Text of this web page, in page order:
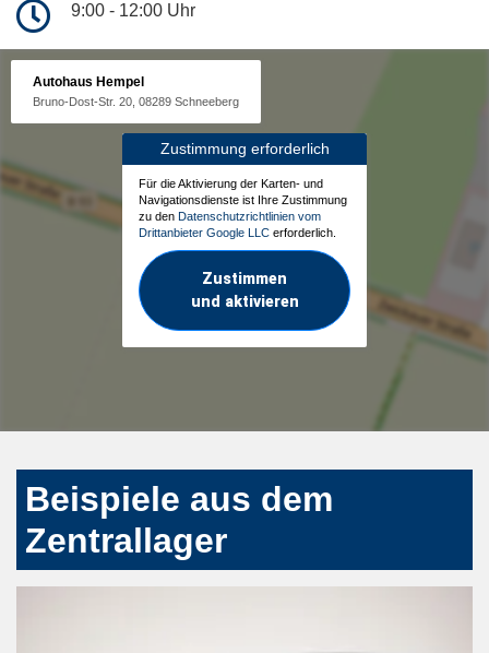
9:00 - 12:00 Uhr
Autohaus Hempel
Bruno-Dost-Str. 20, 08289 Schneeberg
Zustimmung erforderlich
Für die Aktivierung der Karten- und
Navigationsdienste ist Ihre Zustimmung
zu den Datenschutzrichtlinien vom
Drittanbieter Google LLC erforderlich.
Zustimmen
und aktivieren
Beispiele aus dem
Zentrallager